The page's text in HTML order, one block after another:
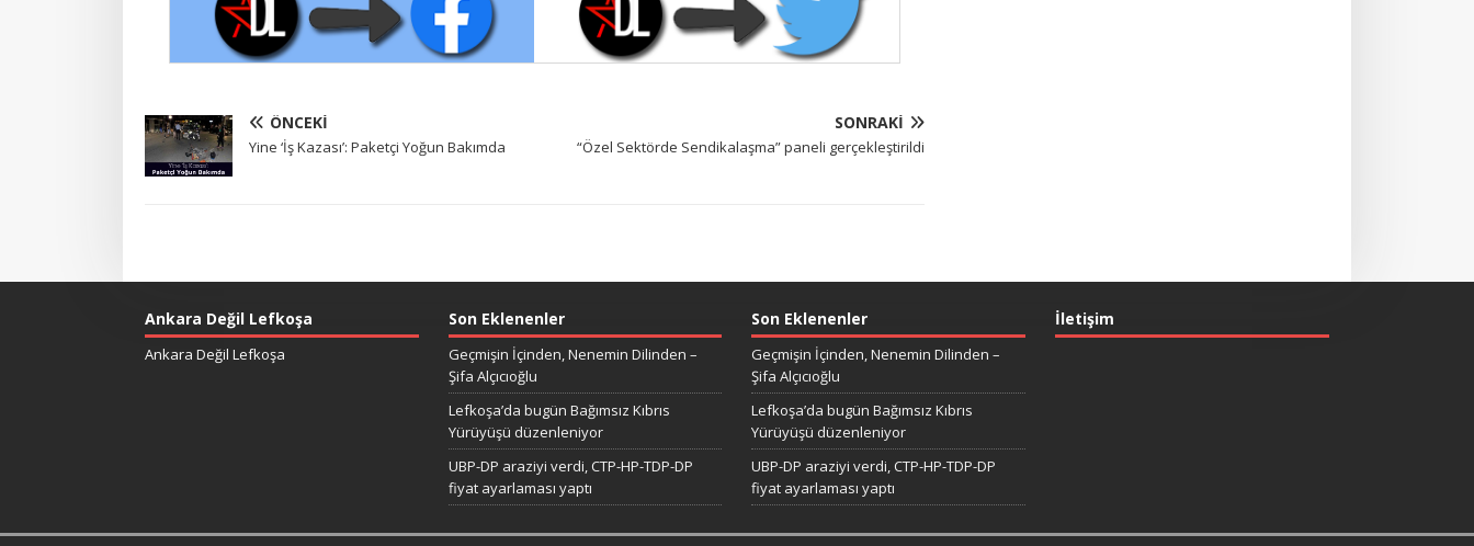
ÖNCEKI
Yine ‘İş Kazası’: Paketçi Yoğun Bakımda
SONRAKI
“Özel Sektörde Sendikalaşma” paneli gerçekleştirildi
Ankara Değil Lefkoşa
Ankara Değil Lefkoşa
Son Eklenenler
Geçmişin İçinden, Nenemin Dilinden –
Şifa Alçıcıoğlu
Lefkoşa’da bugün Bağımsız Kıbrıs
Yürüyüşü düzenleniyor
UBP-DP araziyi verdi, CTP-HP-TDP-DP
fiyat ayarlaması yaptı
Son Eklenenler
Geçmişin İçinden, Nenemin Dilinden –
Şifa Alçıcıoğlu
Lefkoşa’da bugün Bağımsız Kıbrıs
Yürüyüşü düzenleniyor
UBP-DP araziyi verdi, CTP-HP-TDP-DP
fiyat ayarlaması yaptı
İletişim